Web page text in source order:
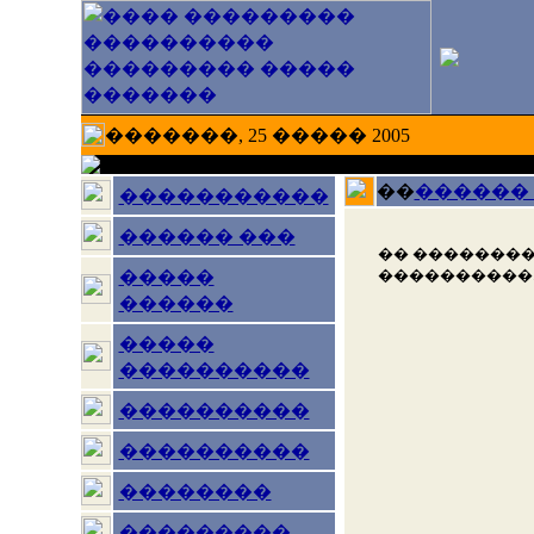
�������, 25 ����� 2005
�����������
������ ���
�����
������
�����
����������
����������
����������
��������
��������
��